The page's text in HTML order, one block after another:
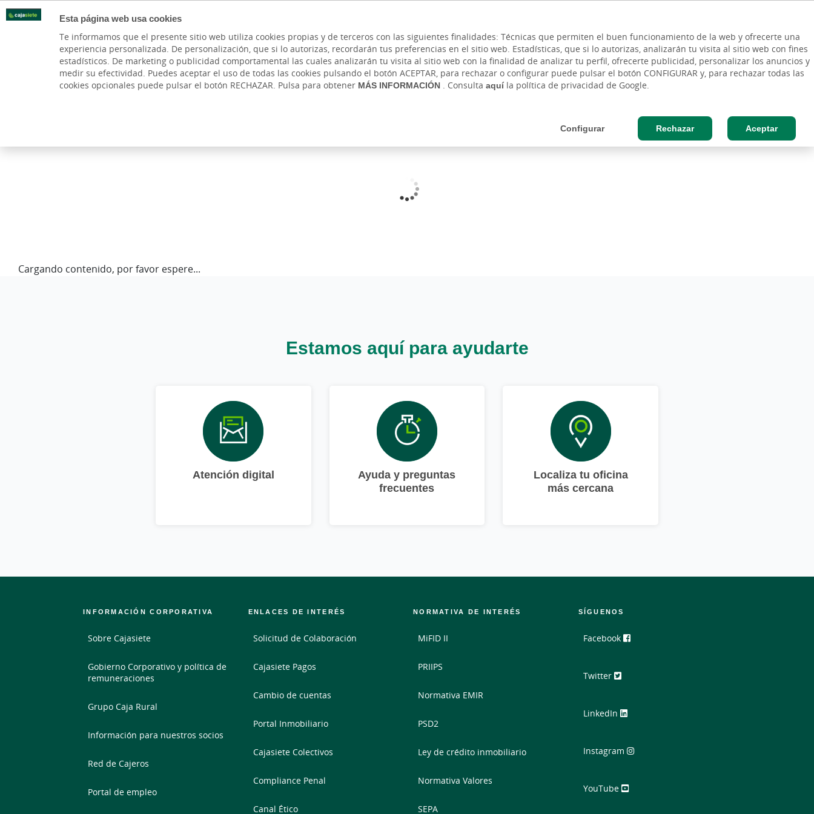
Esta página web usa cookies
Te informamos que el presente sitio web utiliza cookies propias y de terceros con las siguientes finalidades: Técnicas que permiten el buen funcionamiento de la web y ofrecerte una
experiencia personalizada. De personalización, que si lo autorizas, recordarán tus preferencias en el sitio web. Estadísticas, que si lo autorizas, analizarán tu visita al sitio web con fines
estadísticos. De marketing o publicidad comportamental las cuales analizarán tu visita al sitio web con la finalidad de analizar tu perfil, ofrecerte publicidad, personalizar los anuncios y
medir su efectividad. Puedes aceptar el uso de todas las cookies pulsando el botón ACEPTAR, para rechazar o configurar puede pulsar el botón CONFIGURAR y, para rechazar todas las
cookies opcionales puede pulsar el botón RECHAZAR. Pulsa para obtener MÁS INFORMACIÓN. Consulta aquíla política de privacidad de Google.
Configurar Rechazar Aceptar
DE
PARTICULARES BANCA PRIVADA AUTÓNOMOS Y EMPRENDEDORES EMPRESAS AGRO
Cargando contenido, por favor espere...
Estamos aquí para ayudarte
Atención digital
Ayuda y preguntas
frecuentes
Localiza tu oficina
más cercana
INFORMACIÓN CORPORATIVA
Sobre Cajasiete
Gobierno Corporativo y política de
remuneraciones
Grupo Caja Rural
Información para nuestros socios
Red de Cajeros
Portal de empleo
ENLACES DE INTERÉS
Solicitud de Colaboración
Cajasiete Pagos
Cambio de cuentas
Portal Inmobiliario
Cajasiete Colectivos
Compliance Penal
Canal Ético
NORMATIVA DE INTERÉS
MiFID II
PRIIPS
Normativa EMIR
PSD2
Ley de crédito inmobiliario
Normativa Valores
SEPA
SÍGUENOS
Facebook
Twitter
LinkedIn
Instagram
YouTube